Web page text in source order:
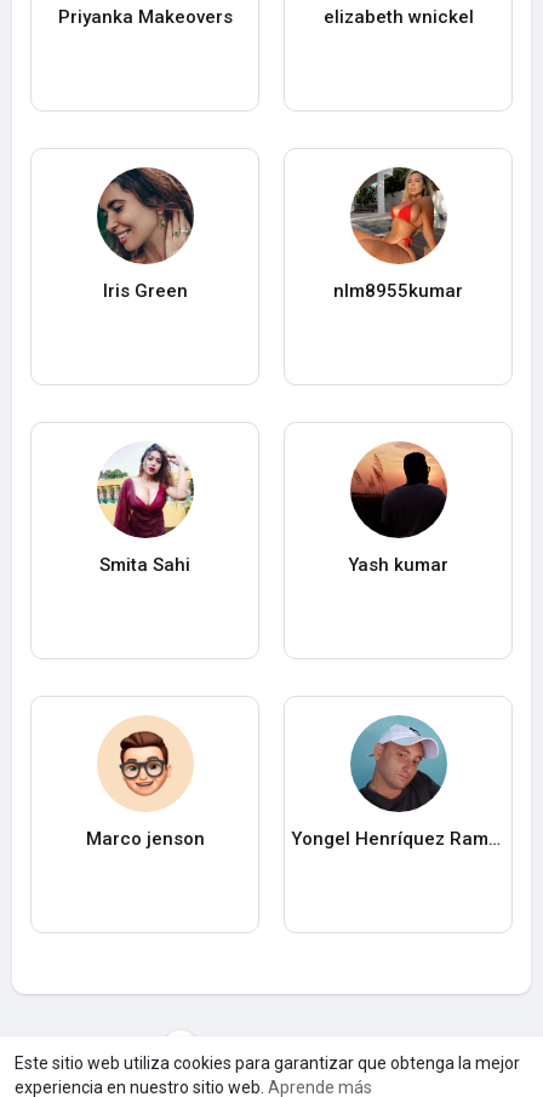
Este sitio web utiliza cookies para garantizar que obtenga la mejor
experiencia en nuestro sitio web. Aprende más
Priyanka Makeovers elizabeth wnickel
Iris Green nlm8955kumar
Smita Sahi Yash kumar
Marco jenson Yongel Henríquez Ramos